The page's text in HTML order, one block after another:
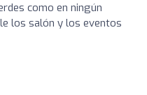
como en ningún
los salón y los eventos